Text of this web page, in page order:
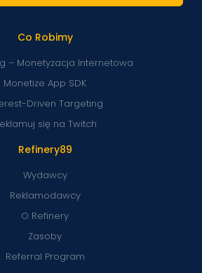
Refinery89
Wydawcy
Reklamodawcy
O Refinery
Zasoby
Referral Program
Co Robimy
– Monetyzacja Internetowa
Monetize App SDK
Driven Targeting
się na Twitch